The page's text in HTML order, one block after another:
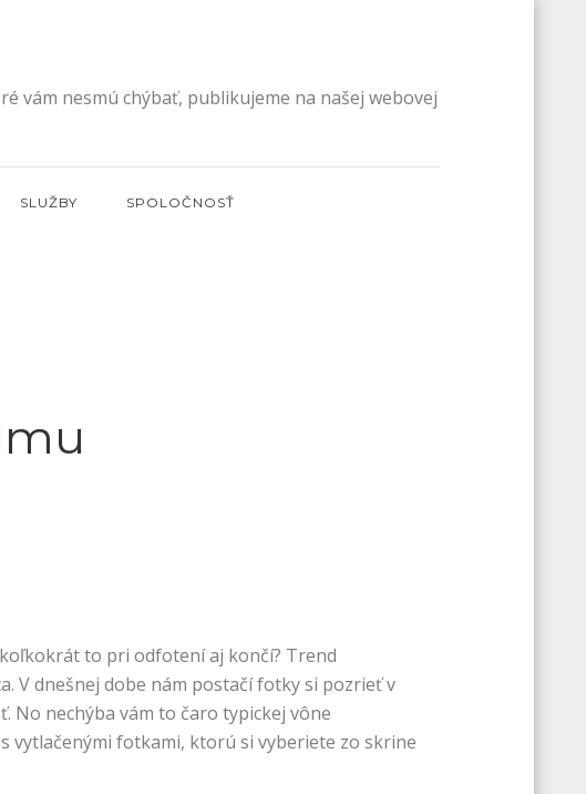
vám nesmú chýbať, publikujeme na našej webovej
SLUŽBY SPOLOČNOSŤ
to pri odfotení aj končí? Trend
V dnešnej dobe nám postačí fotky si pozrieť v
No nechýba vám to čaro typickej vône
vytlačenými fotkami, ktorú si vyberiete zo skrine